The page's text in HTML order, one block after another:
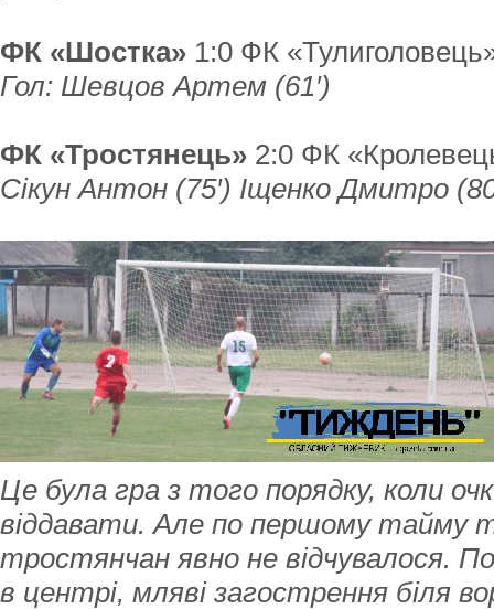
ФК «Шостка» 1:0 ФК
Гол: Шевцов Артем (61′)
ФК «Тростянець» 2:0 ФК
Сікун Антон (75′) Іщенко Дмитро
Це була гра з того порядку, коли
віддавати. Але по першому тайму
тростянчан явно не відчувалося.
в центрі, мляві загострення біля